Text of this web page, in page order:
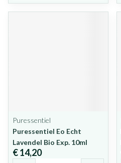
Puressentiel
Puressentiel Eo Echt
Lavendel Bio Exp. 10ml
€ 14,20